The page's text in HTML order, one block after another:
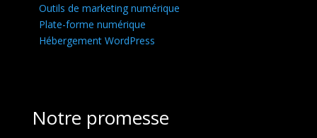
Outils de marketing numérique
Plate-forme numérique
Hébergement WordPress
Notre promesse